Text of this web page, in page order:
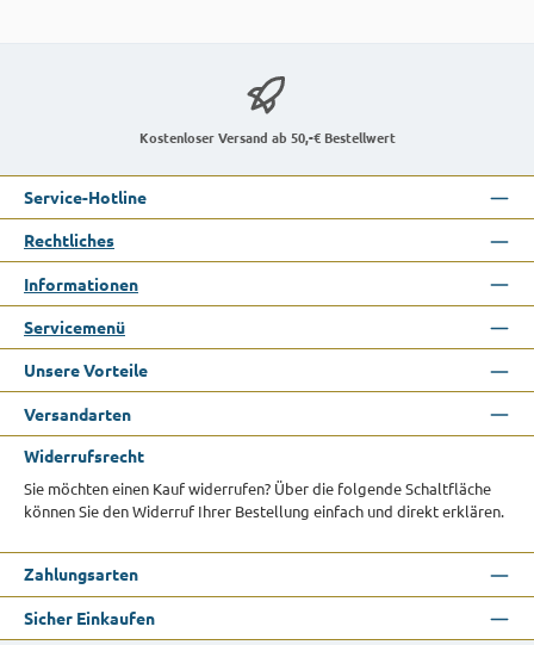
Kostenloser Versand ab 50,-€ Bestellwert
Service-Hotline
Rechtliches
Informationen
Servicemenü
Unsere Vorteile
Versandarten
Widerrufsrecht
Sie möchten einen Kauf widerrufen? Über die folgende Schaltfläche
können Sie den Widerruf Ihrer Bestellung einfach und direkt erklären.
Zahlungsarten
Sicher Einkaufen